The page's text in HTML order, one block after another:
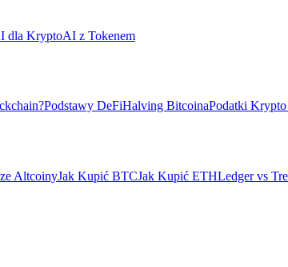
dla KryptoAI z Tokenem
Podstawy DeFiHalving BitcoinaPodatki
AltcoinyJak Kupić BTCJak Kupić ETHLedger vs